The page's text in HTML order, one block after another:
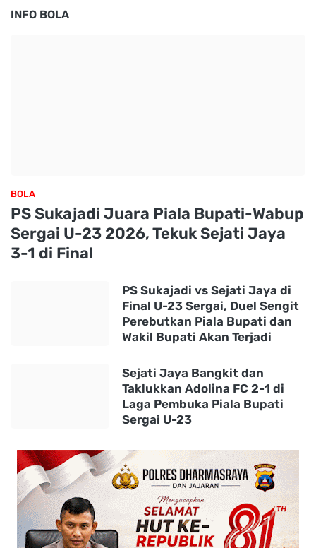
INFO BOLA
BOLA
PS Sukajadi Juara Piala Bupati-Wabup
Sergai U-23 2026, Tekuk Sejati Jaya
3-1 di Final
PS Sukajadi vs Sejati Jaya di
Final U-23 Sergai, Duel Sengit
Perebutkan Piala Bupati dan
Wakil Bupati Akan Terjadi
Sejati Jaya Bangkit dan
Taklukkan Adolina FC 2-1 di
Laga Pembuka Piala Bupati
Sergai U-23